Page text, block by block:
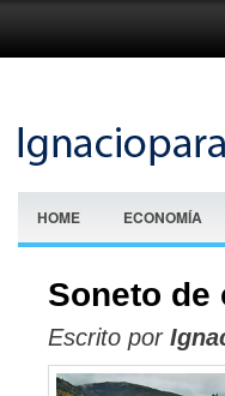
HOME ECONOMÍA
Soneto de
Escrito por